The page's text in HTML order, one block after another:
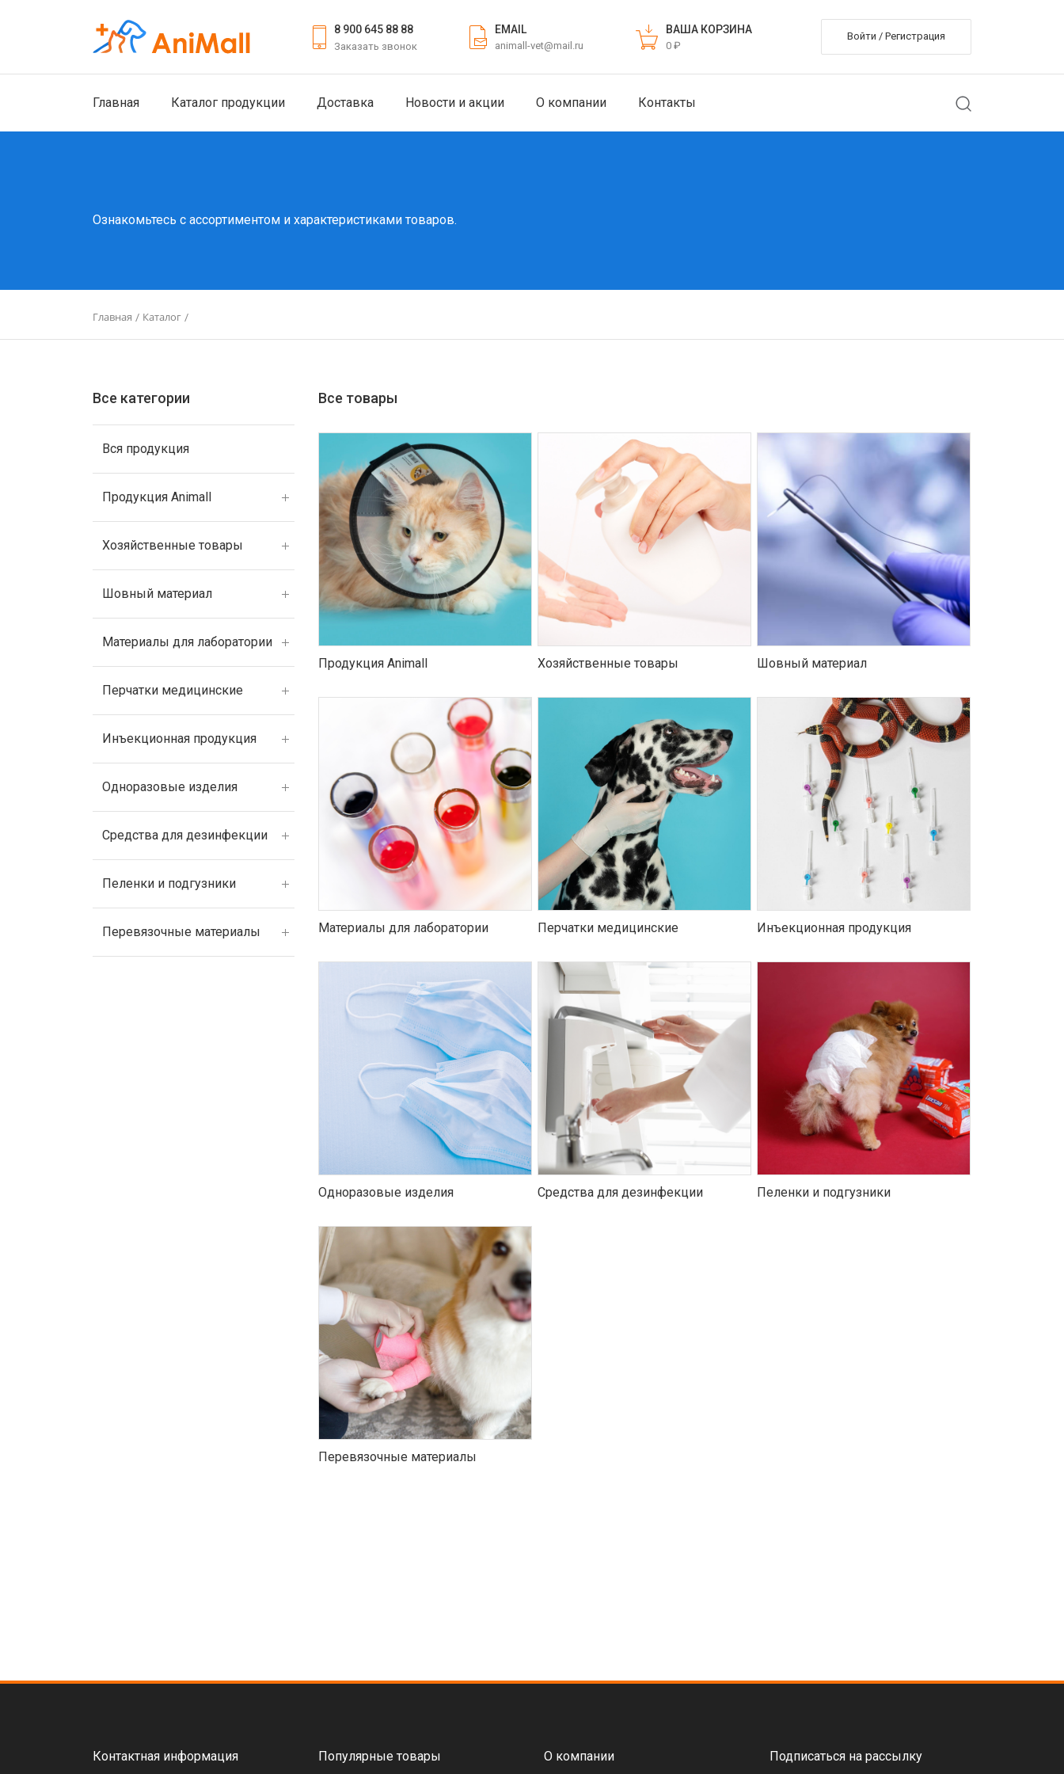
8 900 645 88 88
Заказать звонок
EMAIL
animall-vet@mail.ru
ВАША КОРЗИНА
0 ₽
Войти / Регистрация
Главная Каталог продукции Доставка Новости и акции О компании Контакты
Ознакомьтесь с ассортиментом и характеристиками товаров.
Главная / Каталог /
Все категории
Вся продукция
Продукция Animall
Хозяйственные товары
Шовный материал
Материалы для лаборатории
Перчатки медицинские
Инъекционная продукция
Одноразовые изделия
Средства для дезинфекции
Пеленки и подгузники
Перевязочные материалы
Все товары
Продукция Animall Хозяйственные товары Шовный материал
Материалы для лаборатории Перчатки медицинские Инъекционная продукция
Одноразовые изделия Средства для дезинфекции Пеленки и подгузники
Перевязочные материалы
Контактная информация Популярные товары О компании Подписаться на рассылку